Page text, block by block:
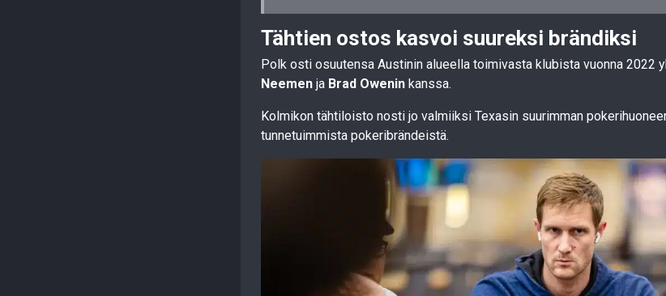
Tähtien ostos kasvoi suureksi brändiksi
Polk osti osuutensa Austinin alueella toimivasta klubista vuonna 2022
Neemen ja Brad Owenin kanssa.
Kolmikon tähtiloisto nosti jo valmiiksi Texasin suurimman
tunnetuimmista pokeribrändeistä.